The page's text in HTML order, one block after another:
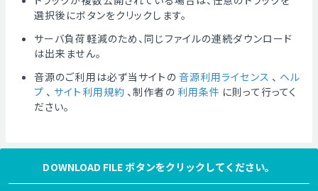
選択後にボタンをクリックします。
サーバ負荷軽減のため、同じファイルの連続ダウンロード
は出来ません。
音源のご利用は必ず当サイトの 音源利用ライセンス 、 ヘル
プ 、 サイト利用規約 、制作者の 利用条件 に則って行ってく
ださい。
DOWNLOAD FILE ボタンをクリックしてください。